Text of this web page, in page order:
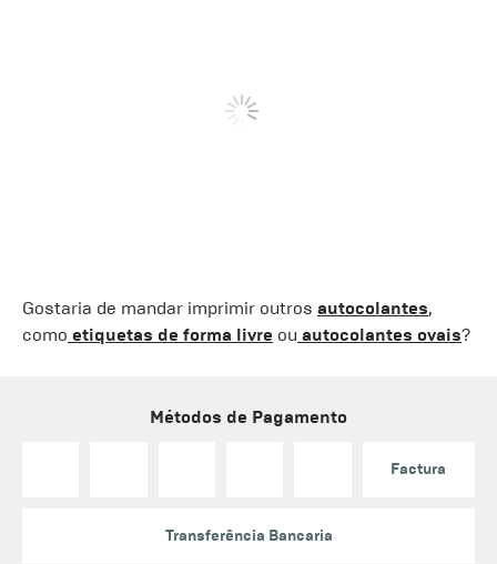
Gostaria de mandar imprimir outros autocolantes,
como etiquetas de forma livre ou autocolantes ovais?
Métodos de Pagamento
Factura
Transferência Bancaria